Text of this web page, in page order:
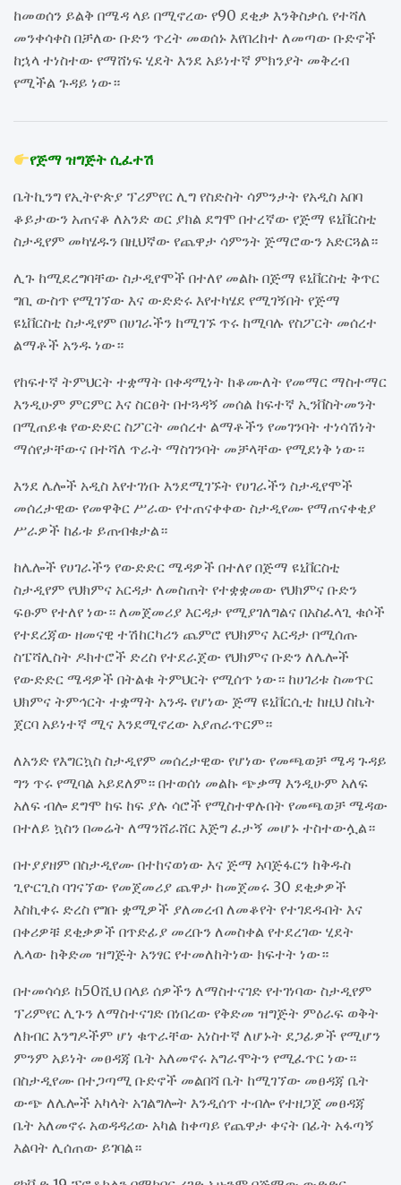
ከመወሰን ይልቅ በሜዳ ላይ በሚኖረው የ90 ደቂቃ እንቅስቃሴ የተሻለ
መንቀሳቀስ በቻለው ቡድን ጥረት መወሰኑ እየበረከተ ለመጣው ቡድኖች
ከኋላ ተነስተው የማሸነፍ ሂደት እንደ አይነተኛ ምክንያት መቅረብ
የሚችል ጉዳይ ነው።
የጅማ ዝግጅት ሲፈተሽ
ቤትኪንግ የኢትዮጵያ ፕሪምየር ሊግ የስድስት ሳምንታት የአዲስ አበባ
ቆይታውን አጠናቆ ለአንድ ወር ያክል ደግሞ በተረኛው የጅማ ዩኒቨርስቲ
ስታዲየም መካሄዱን በዚህኛው የጨዋታ ሳምንት ጅማሮውን አድርጓል።
ሊጉ ከሚደረግባቸው ስታዲየሞች በተለየ መልኩ በጅማ ዩኒቨርስቲ ቅጥር
ግቢ ውስጥ የሚገኘው እና ውድድሩ እየተካሄደ የሚገኝበት የጅማ
ዩኒቨርስቲ ስታዲየም በሀገራችን ከሚገኙ ጥሩ ከሚባሉ የስፖርት መሰረተ
ልማቶች አንዱ ነው።
የከፍተኛ ትምህርት ተቋማት በቀዳሚነት ከቆሙለት የመማር ማስተማር
እንዲሁም ምርምር እና ስርፀት በተጓዳኝ መሰል ከፍተኛ ኢንቨስትመንት
በሚጠይቁ የውድድር ስፖርት መሰረተ ልማቶችን የመገንባት ተነሳሽነት
ማሰየታቸውና በተሻለ ጥራት ማስገንባት መቻላቸው የሚደነቅ ነው።
እንደ ሌሎች አዲስ እየተገነቡ እንደሚገኙት የሀገራችን ስታዲየሞች
መሰረታዊው የመዋቅር ሥራው የተጠናቀቀው ስታዲየሙ የማጠናቀቂያ
ሥራዎች ከፊቱ ይጠብቁታል።
ከሌሎች የሀገራችን የውድድር ሜዳዎች በተለየ በጅማ ዩኒቨርስቲ
ስታዲየም የህክምና አርዳታ ለመስጠት የተቋቋመው የህክምና ቡድን
ፍፁም የተለየ ነው። ለመጀመሪያ እርዳታ የሚያገለግልና በአስፈላጊ ቁሶች
የተደረጃው ዘመናዊ ተሽከርካሪን ጨምሮ የህክምና እርዳታ በሚሰጡ
ስፔሻሊስት ዶክተሮች ድረስ የተደራጀው የህክምና ቡድን ለሌሎች
የውድድር ሜዳዎች በትልቁ ትምህርት የሚሰጥ ነው። ከሀገሪቱ ስመጥር
ህክምና ትምኅርት ተቋማት አንዱ የሆነው ጅማ ዩኒቨርሲቲ ከዚህ ስኬት
ጀርባ አይነተኛ ሚና እንደሚኖረው አያጠራጥርም።
ለአንድ የእግርኳስ ስታዲየም መሰረታዊው የሆነው የመጫወቻ ሜዳ ጉዳይ
ግን ጥሩ የሚባል አይደለም። በተወሰነ መልኩ ጭቃማ እንዲሁም አለፍ
አለፍ ብሎ ደግሞ ከፍ ከፍ ያሉ ሳሮች የሚስተዋሉበት የመጫወቻ ሜዳው
በተለይ ኳስን በመሬት ለማንሸራሸር እጅግ ፈታኝ መሆኑ ተስተውሏል።
በተያያዘም በስታዲየሙ በተከናወነው እና ጅማ አባጅፋርን ከቅዱስ
ጊዮርጊስ ባገናኘው የመጀመሪያ ጨዋታ ከመጀመሩ 30 ደቂቃዎች
እስኪቀሩ ድረስ የግቡ ቋሚዎች ያለመረብ ለመቆየት የተገደዱበት እና
በቀሪዎቹ ደቂቃዎች በጥድፊያ መረቡን ለመስቀል የተደረገው ሂደት
ሌላው ከቅድመ ዝግጅት አንፃር የተመለከትነው ክፍተት ነው።
በተመሳሳይ ከ50ሺህ በላይ ሰዎችን ለማስተናገድ የተገነባው ስታዲየም
ፕሪምየር ሊጉን ለማስተናገድ በነበረው የቅድመ ዝግጅት ምዕራፍ ወቅት
ለክብር እንግዶችም ሆነ ቁጥራቸው አነስተኛ ለሆኑት ደጋፊዎች የሚሆን
ምንም አይነት መፀዳጃ ቤት አለመኖሩ አግራሞትን የሚፈጥር ነው።
በስታዲየሙ በተጋጣሚ ቡድኖች መልበሻ ቤት ከሚገኘው መፀዳጃ ቤት
ውጭ ለሌሎች አካላት አገልግሎት እንዲሰጥ ተብሎ የተዘጋጀ መፀዳጃ
ቤት አለመኖሩ አወዳዳሪው አካል ከቀጣይ የጨዋታ ቀናት በፊት አፋጣኝ
እልባት ሊሰጠው ይገባል።